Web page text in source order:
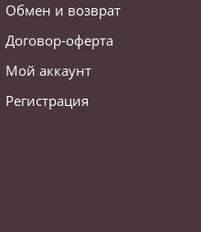
Обмен и возврат
Договор-оферта
Мой аккаунт
Регистрация